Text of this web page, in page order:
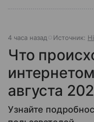
4 часа назад Источник:
Что
августа
Узнайте